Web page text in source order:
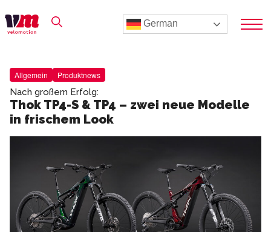
German
Allgemein Produktnews
Nach großem Erfolg:
Thok TP4-S & TP4 – zwei neue Modelle
in frischem Look